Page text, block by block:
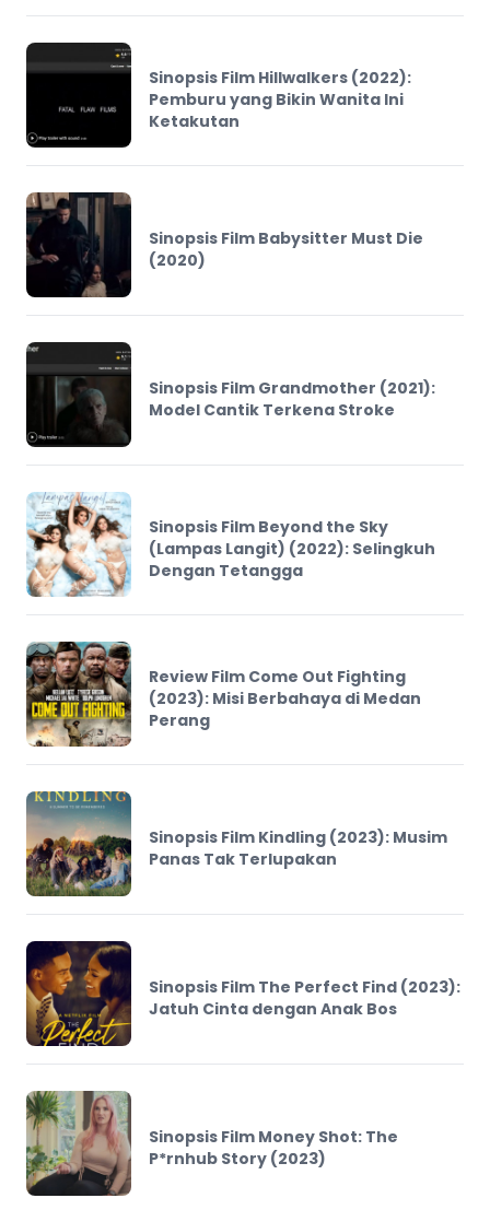
Sinopsis Film Hillwalkers (2022):
Pemburu yang Bikin Wanita Ini
Ketakutan
Sinopsis Film Babysitter Must Die
(2020)
Sinopsis Film Grandmother (2021):
Model Cantik Terkena Stroke
Sinopsis Film Beyond the Sky
(Lampas Langit) (2022): Selingkuh
Dengan Tetangga
Review Film Come Out Fighting
(2023): Misi Berbahaya di Medan
Perang
Sinopsis Film Kindling (2023): Musim
Panas Tak Terlupakan
Sinopsis Film The Perfect Find (2023):
Jatuh Cinta dengan Anak Bos
Sinopsis Film Money Shot: The
P*rnhub Story (2023)